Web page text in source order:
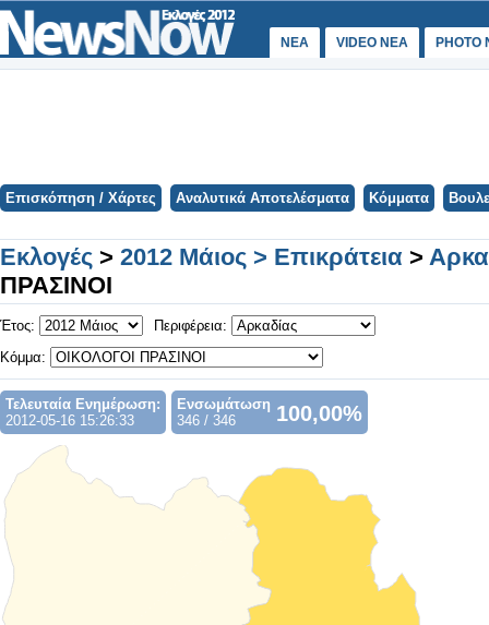
ΝΕΑ VIDEO NEA PHOTO
Επισκόπηση / Χάρτες Αναλυτικά Αποτελέσματα Κόμματα
Εκλογές > 2012 Μάιος > Επικράτεια >
ΠΡΑΣΙΝΟΙ
Έτος:
Περιφέρεια:
Κόμμα:
Τελευταία Ενημέρωση:
2012-05-16 15:26:33
Ενσωμάτωση
346 / 346
100,00%